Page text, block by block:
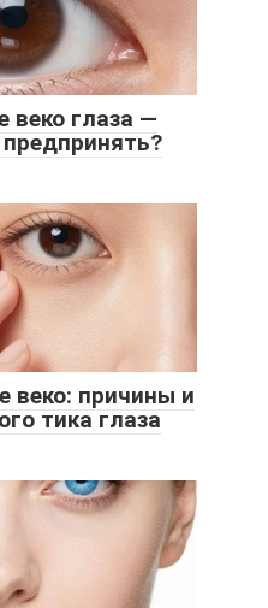
веко глаза —
веко: причины и
тика глаза